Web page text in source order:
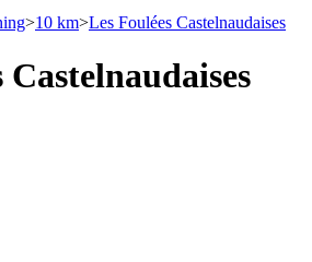
>10 km>Les Foulées Castelnaudaises
Castelnaudaises